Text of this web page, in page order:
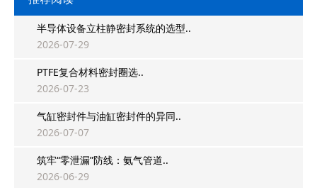
半导体设备立柱静密封系统的选型..
2026-07-29
PTFE复合材料密封圈选..
2026-07-23
气缸密封件与油缸密封件的异同..
2026-07-07
筑牢“零泄漏”防线：氨气管道..
2026-06-29